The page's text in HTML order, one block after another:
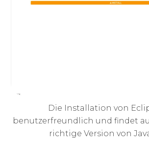
Die Installation von
benutzerfreundlich und findet
richtige Version von